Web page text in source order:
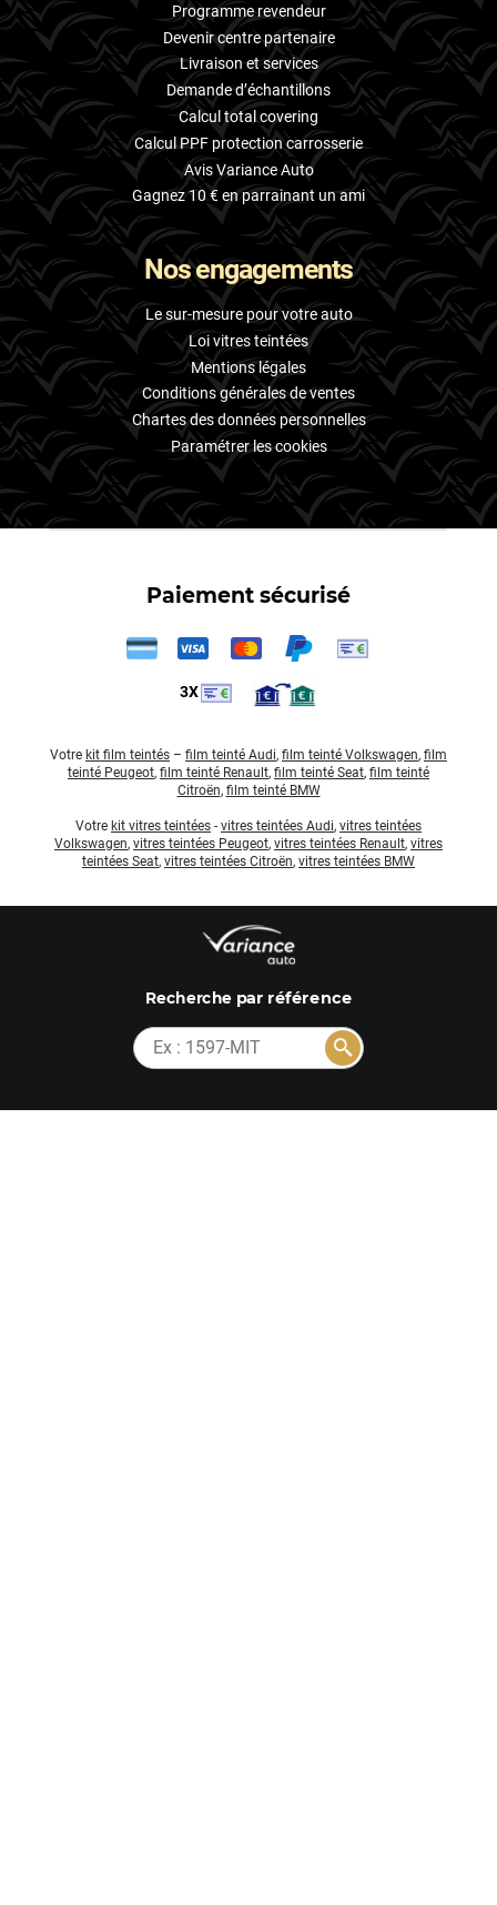
Ssangyong
Subaru
Suzuki
Tata
Tesla
Toyota
Volkswagen
Volvo
Xpeng
Programme revendeur
Devenir centre partenaire
Livraison et services
Demande d’échantillons
Calcul total covering
Calcul PPF protection carrosserie
Avis Variance Auto
Gagnez 10 € en parrainant un ami
Nos engagements
Le sur-mesure pour votre auto
Loi vitres teintées
Mentions légales
Conditions générales de ventes
Chartes des données personnelles
Paramétrer les cookies
Paiement sécurisé
3X
Votre kit film teintés – film teinté Audi, film teinté Volkswagen, film
teinté Peugeot, film teinté Renault, film teinté Seat, film teinté
Citroën, film teinté BMW
Votre kit vitres teintées - vitres teintées Audi, vitres teintées
Volkswagen, vitres teintées Peugeot, vitres teintées Renault, vitres
teintées Seat, vitres teintées Citroën, vitres teintées BMW
Recherchepar référence